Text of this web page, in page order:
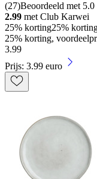
(27)Beoordeeld met
2.99 met Club Karwei
25% korting25%
25% korting,
3.99
Prijs: 3.99 euro